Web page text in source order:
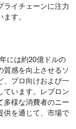
ライチェーンに注力
す。
には約20億ドルの
質感を向上させるソ
、プロ向けおよび一
ています。レブロン
多様な消費者のニー
供を通じて、市場で